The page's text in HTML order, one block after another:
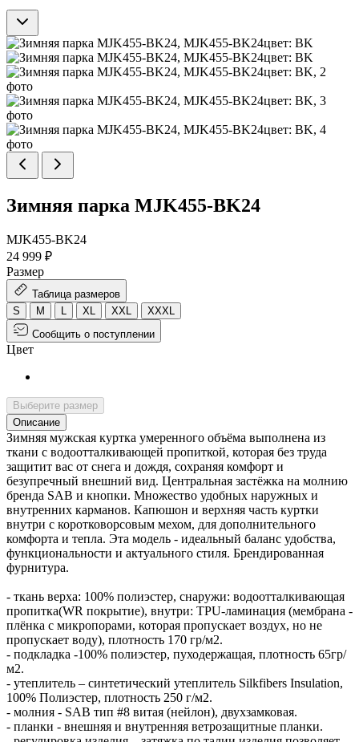
Зимняя парка MJK455-BK24
MJK455-BK24
24 999 ₽
Размер
Таблица размеров
S
M XL XXL
XXXL
Сообщить о поступлении
Цвет
Выберите размер
Описание
Зимняя мужская куртка умеренного объёма выполнена из
ткани с водоотталкивающей пропиткой, которая без труда
защитит вас от снега и дождя, сохраняя комфорт и
безупречный внешний вид. Центральная застёжка на молнию
бренда SAB и кнопки. Множество удобных наружных и
внутренних карманов. Капюшон и верхняя часть куртки
внутри с коротковорсовым мехом, для дополнительного
комфорта и тепла. Эта модель - идеальный баланс удобства,
функциональности и актуального стиля. Брендированная
фурнитура.
- ткань верха: 100% полиэстер, снаружи: водоотталкивающая
пропитка(WR покрытие), внутри: TPU-ламинация (мембрана -
плёнка с микропорами, которая пропускает воздух, но не
пропускает воду), плотность 170 гр/м2.
- подкладка -100% полиэстер, пуходержащая, плотность 65гр/
м2.
- утеплитель – синтетический утеплитель Silkfibers Insulation,
100% Полиэстер, плотность 250 г/м2.
- молния - SAB тип #8 витая (нейлон), двухзамковая.
- планки - внешняя и внутренняя ветрозащитные планки.